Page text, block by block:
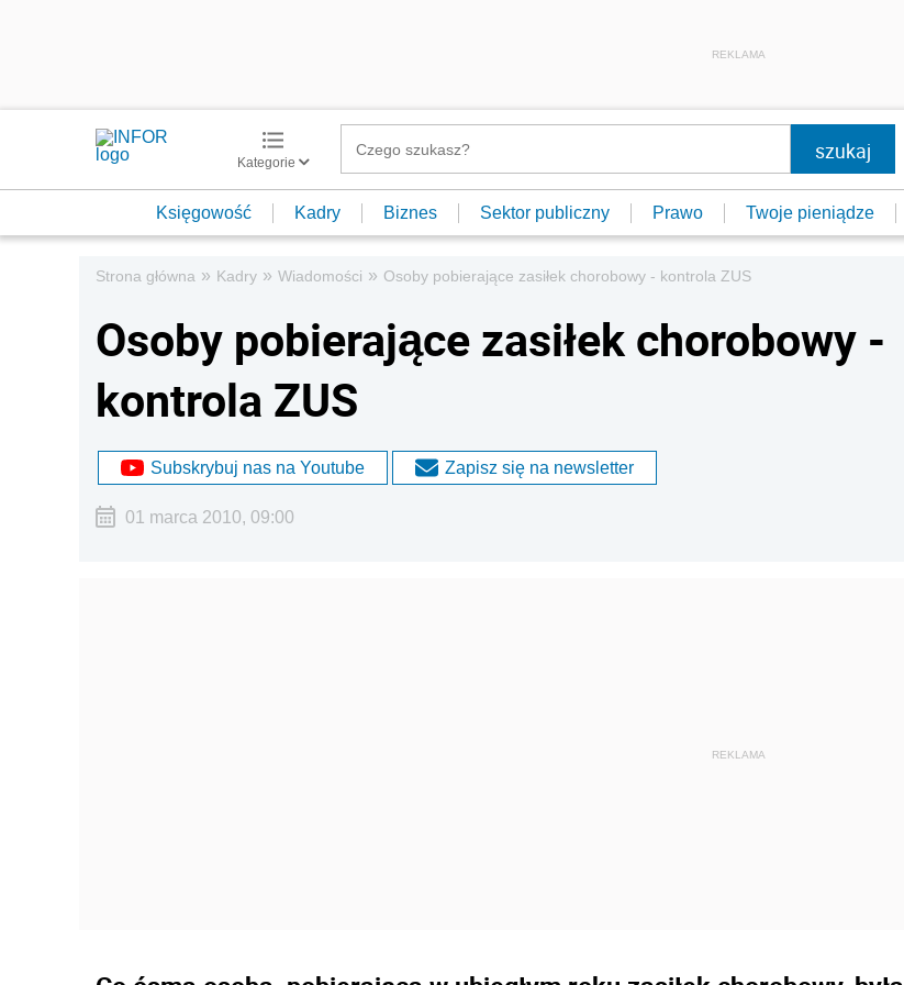
REKLAMA
Kategorie
Księgowość Kadry Biznes Sektor publiczny Prawo Twoje pieniądze
Strona główna » Kadry » Wiadomości » Osoby pobierające zasiłek chorobowy - kontrola ZUS
Osoby pobierające zasiłek chorobowy -
kontrola ZUS
Subskrybuj nas na Youtube Zapisz się na newsletter
01 marca 2010, 09:00